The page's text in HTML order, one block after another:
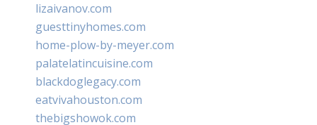
lizaivanov.com
guesttinyhomes.com
home-plow-by-meyer.com
palatelatincuisine.com
blackdoglegacy.com
eatvivahouston.com
thebigshowok.com